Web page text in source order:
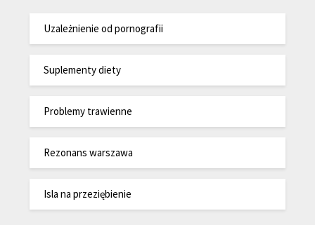
Uzależnienie od pornografii
Suplementy diety
Problemy trawienne
Rezonans warszawa
Isla na przeziębienie